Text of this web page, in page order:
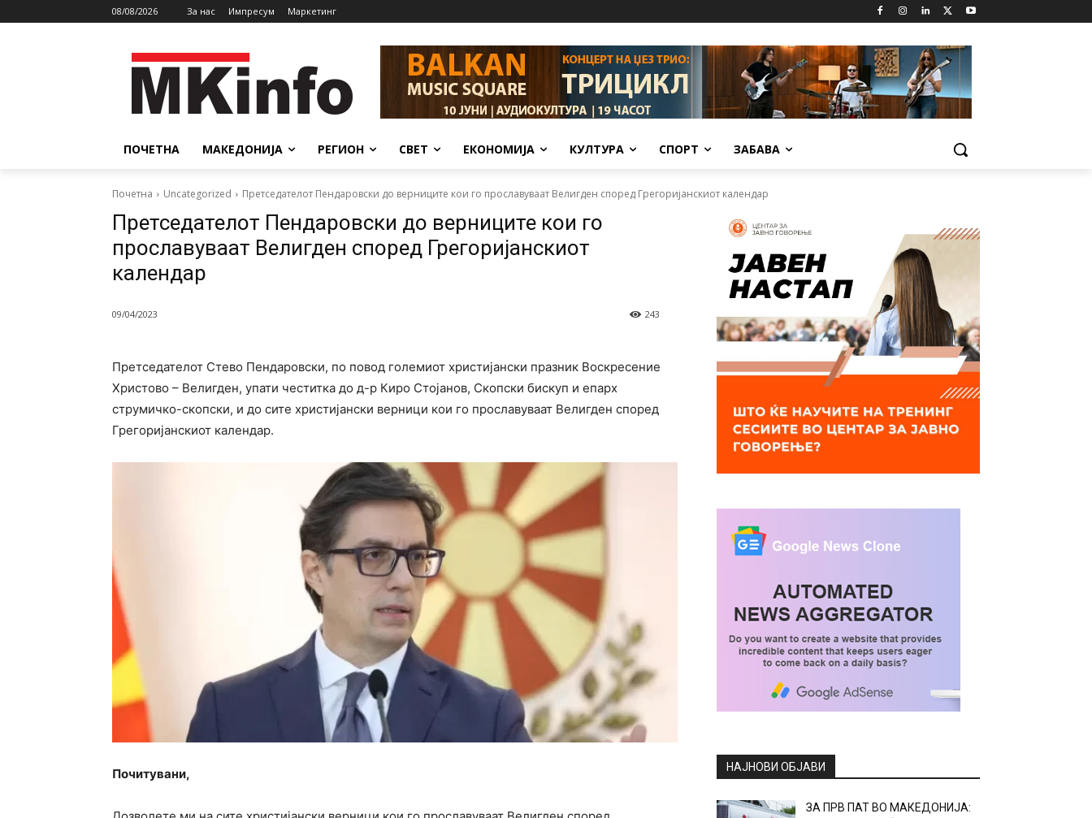
08/08/2026 За нас Импресум Маркетинг
ПОЧЕТНА МАКЕДОНИЈА РЕГИОН СВЕТ ЕКОНОМИЈА КУЛТУРА СПОРТ ЗАБАВА
Почетна Uncategorized Претседателот Пендаровски до верниците кои го прославуваат Велигден според Грегоријанскиот календар
Претседателот Пендаровски до верниците кои го
прославуваат Велигден според Грегоријанскиот
календар
09/04/2023 243
Претседателот Стево Пендаровски, по повод големиот христијански празник Воскресение
Христово – Велигден, упати честитка до д-р Киро Стојанов, Скопски бискуп и епарх
струмичко-скопски, и до сите христијански верници кои го прославуваат Велигден според
Грегоријанскиот календар.
Почитувани, НАЈНОВИ ОБЈАВИ
ЗА ПРВ ПАТ ВО МАКЕДОНИЈА: